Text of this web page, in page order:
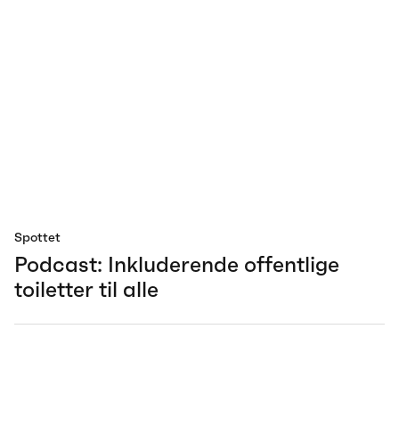
Spottet
Podcast: Inkluderende offentlige
toiletter til alle